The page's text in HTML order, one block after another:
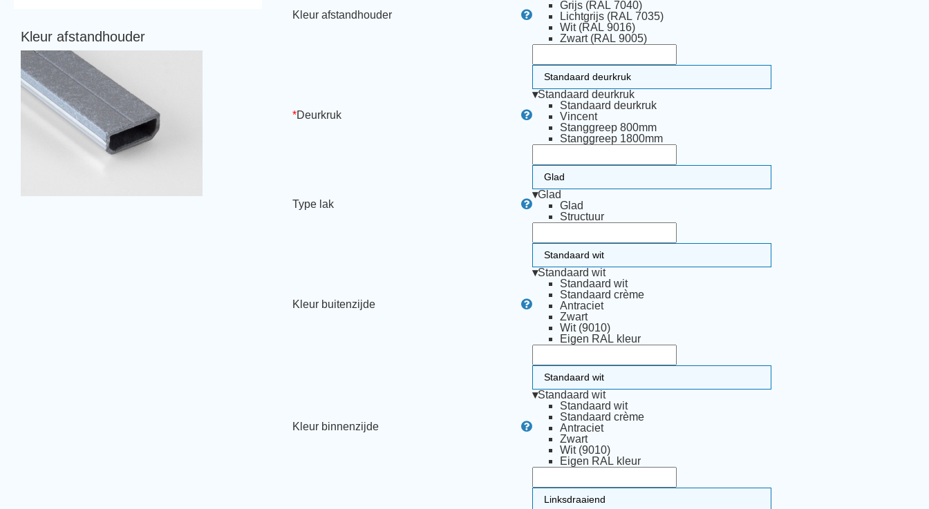
Kleur afstandhouder
Kleur afstandhouder
Grijs (RAL 7040)
Lichtgrijs (RAL 7035)
Wit (RAL 9016)
Zwart (RAL 9005)
*Deurkruk
Standaard deurkruk
▾
Standaard deurkruk
Vincent
Stanggreep 800mm
Stanggreep 1800mm
Type lak
Glad
▾
Glad
Structuur
Kleur buitenzijde
Standaard wit
▾
Standaard wit
Standaard crème
Antraciet
Zwart
Wit (9010)
Eigen RAL kleur
Kleur binnenzijde
Standaard wit
▾
Standaard wit
Standaard crème
Antraciet
Zwart
Wit (9010)
Eigen RAL kleur